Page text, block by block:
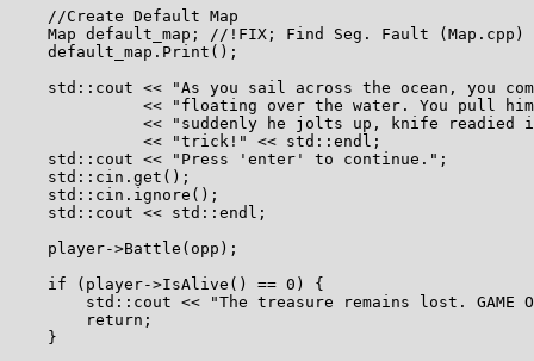
    //Create Default Map
    Map default_map; //!FIX; Find Seg. Fault (Map.cpp)
    default_map.Print();
std::cout << "As you sail across the ocean, you
<< "floating over the water. You pull
<< "suddenly he jolts up, knife readied
              << "trick!" << std::endl;
    std::cout << "Press 'enter' to continue.";
    std::cin.get();
    std::cin.ignore();
    std::cout << std::endl;
    player->Battle(opp);
    if (player->IsAlive() == 0) {
std::cout << "The treasure remains lost. GAME
        return;
    }